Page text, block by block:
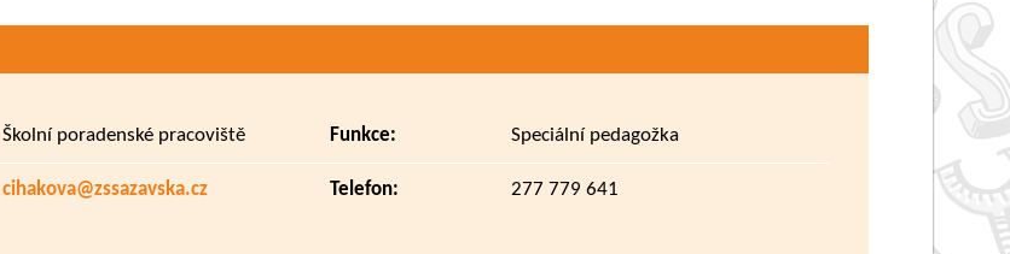
Školní poradenské pracoviště Funkce: Speciální pedagožka
cihakova@zssazavska.cz Telefon: 277 779 641